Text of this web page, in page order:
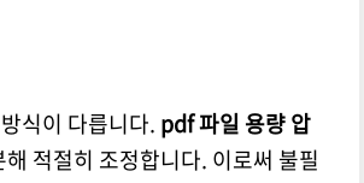
식이 다릅니다. pdf 파일 용량 압
적절히 조정합니다. 이로써 불필